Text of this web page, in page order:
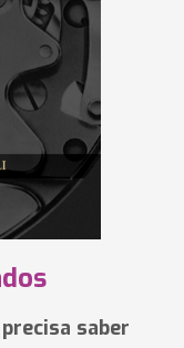
saber